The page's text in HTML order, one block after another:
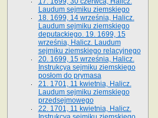
Laudum sejmiku ziemskiego
18. 1699, 14 września, Halicz.
Laudum sejmiku ziemskiego
deputackiego. 19. 1699, 15
września, Halicz. Laudum
sejmiku ziemskiego relacyjnego
20. 1699, 15 września, Halicz.
Instrukcya sejmiku ziemskiego
posłom do prymasa
21. 1701, 11 kwietnia, Halicz.
Laudum sejmiku ziemskiego
przedsejmowego
22. 1701, 11 kwietnia, Halicz.